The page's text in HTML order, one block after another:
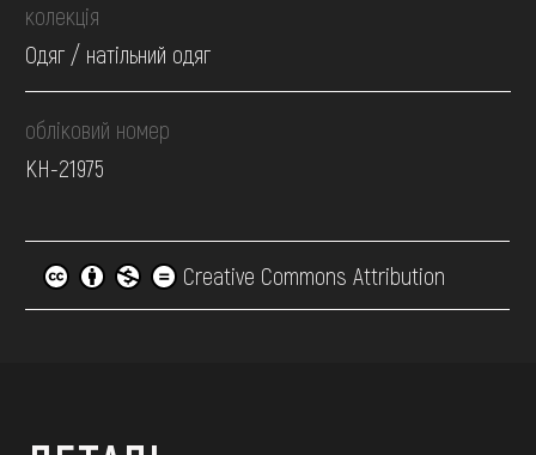
колекція
Одяг / натільний одяг
обліковий номер
КН-21975
Creative Commons Attribution